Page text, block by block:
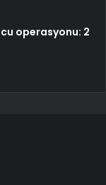
operasyonu: 2